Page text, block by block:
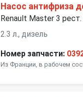
Насос антифриза
Renault Master 3
2.3 л., дизель
Номер запчасти:
Из Франции, в рабочем